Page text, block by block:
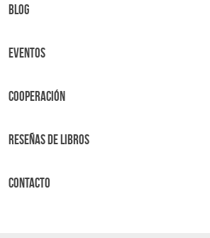
BLOG
Eventos
Cooperación
Reseñas de libros
Contacto